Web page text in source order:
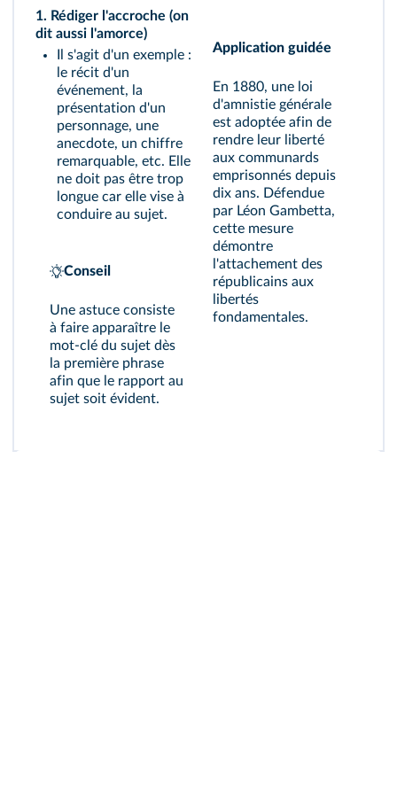
1. Rédiger l'accroche (on
dit aussi l'amorce)
Il s'agit d'un exemple :
le récit d'un
événement, la
présentation d'un
personnage, une
anecdote, un chiffre
remarquable, etc. Elle
ne doit pas être trop
longue car elle vise à
conduire au sujet.
Conseil
Une astuce consiste
à faire apparaître le
mot-clé du sujet dès
la première phrase
afin que le rapport au
sujet soit évident.
Application guidée
En 1880, une loi
d'amnistie générale
est adoptée afin de
rendre leur liberté
aux communards
emprisonnés depuis
dix ans. Défendue
par Léon Gambetta,
cette mesure
démontre
l'attachement des
républicains aux
libertés
fondamentales.